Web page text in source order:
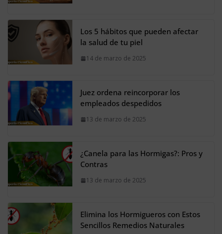
Los 5 hábitos que pueden afectar
la salud de tu piel
14 de marzo de 2025
Juez ordena reincorporar los
empleados despedidos
13 de marzo de 2025
¿Canela para las Hormigas?: Pros y
Contras
13 de marzo de 2025
Elimina los Hormigueros con Estos
Sencillos Remedios Naturales